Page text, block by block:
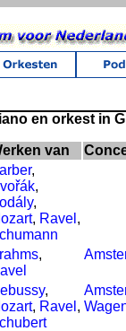
en orkest in
van
,
,
,
, Ravel ,
,
,
, Ravel ,